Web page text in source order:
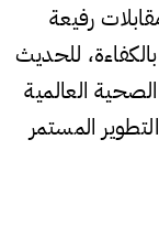
رفيعة
للحديث
العالمية
المستمر